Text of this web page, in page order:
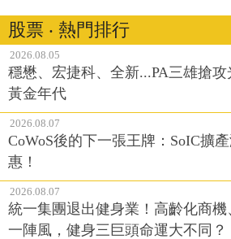
股票 ‧ 熱門排行
2026.08.05
穩懋、宏捷科、全新...PA三雄搶
黃金年代
2026.08.07
CoWoS後的下一張王牌：SoIC擴
惠！
2026.08.07
統一集團退出健身業！高齡化商
一陣風，健身三巨頭命運大不同？